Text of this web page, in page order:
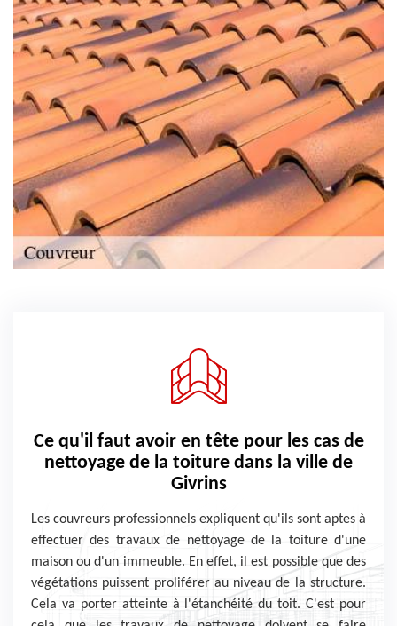
Ce qu'il faut avoir en tête pour les cas de
nettoyage de la toiture dans la ville de
Givrins
Les couvreurs professionnels expliquent qu'ils sont aptes à
effectuer des travaux de nettoyage de la toiture d'une
maison ou d'un immeuble. En effet, il est possible que des
végétations puissent proliférer au niveau de la structure.
Cela va porter atteinte à l'étanchéité du toit. C'est pour